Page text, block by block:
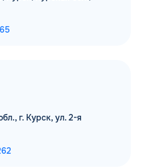
г. Курск, ул. 2-я